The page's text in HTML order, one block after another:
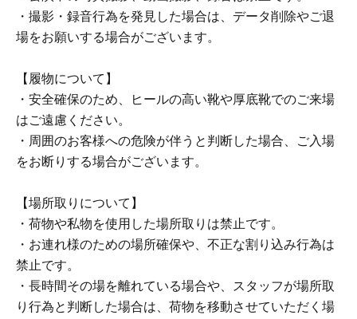
・撮影・録音行為を発見した場合は、データ削除やご退
場をお願いする場合がございます。
【履物について】
・安全確保のため、ヒールの高い靴や厚底靴でのご来場
はご遠慮ください。
・周囲のお客様への危険が伴うと判断した場合、ご入場
をお断りする場合がございます。
【場所取りについて】
・荷物や私物を使用した場所取りは禁止です。
・お連れ様のための場所確保や、不正な割り込み行為は
禁止です。
・長時間その場を離れている場合や、スタッフが場所取
り行為と判断した場合は、荷物を移動させていただく場